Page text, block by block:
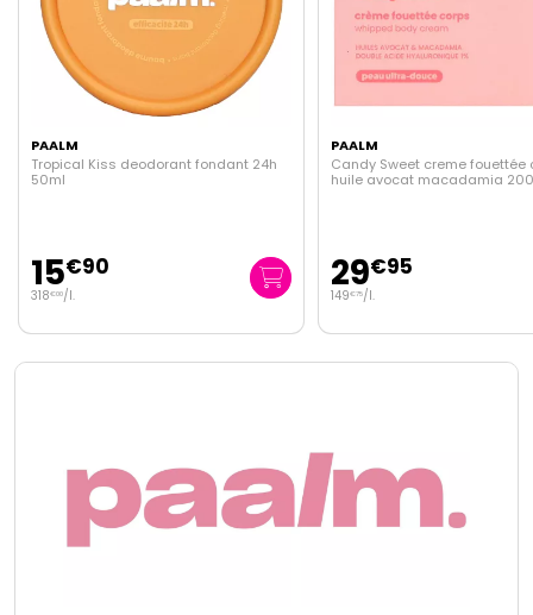
PAALM
Candy Sweet creme fouettée corps
huile avocat macadamia 200ml
29€95
149€75 /l.
PAALM
Hydragow brume
visage parfum pastèque
24€95
249€50 /